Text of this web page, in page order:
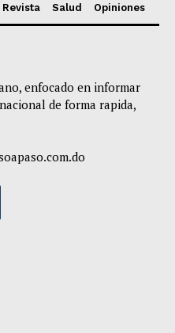
Revista Salud Opiniones
enfocado en informar
de forma rapida,